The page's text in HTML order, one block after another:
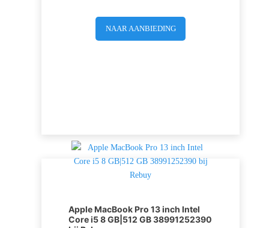
NAAR AANBIEDING
Apple MacBook Pro 13 inch Intel
Core i5 8 GB|512 GB 38991252390